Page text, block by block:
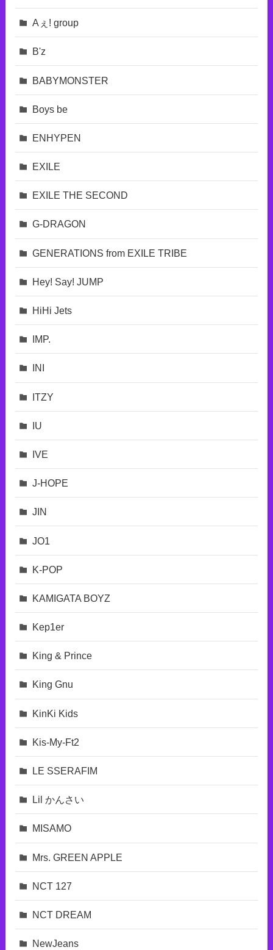
Aぇ! group
B'z
BABYMONSTER
Boys be
ENHYPEN
EXILE
EXILE THE SECOND
G-DRAGON
GENERATIONS from EXILE TRIBE
Hey! Say! JUMP
HiHi Jets
IMP.
INI
ITZY
IU
IVE
J-HOPE
JIN
JO1
K-POP
KAMIGATA BOYZ
Kep1er
King & Prince
King Gnu
KinKi Kids
Kis-My-Ft2
LE SSERAFIM
Lil かんさい
MISAMO
Mrs. GREEN APPLE
NCT 127
NCT DREAM
NewJeans